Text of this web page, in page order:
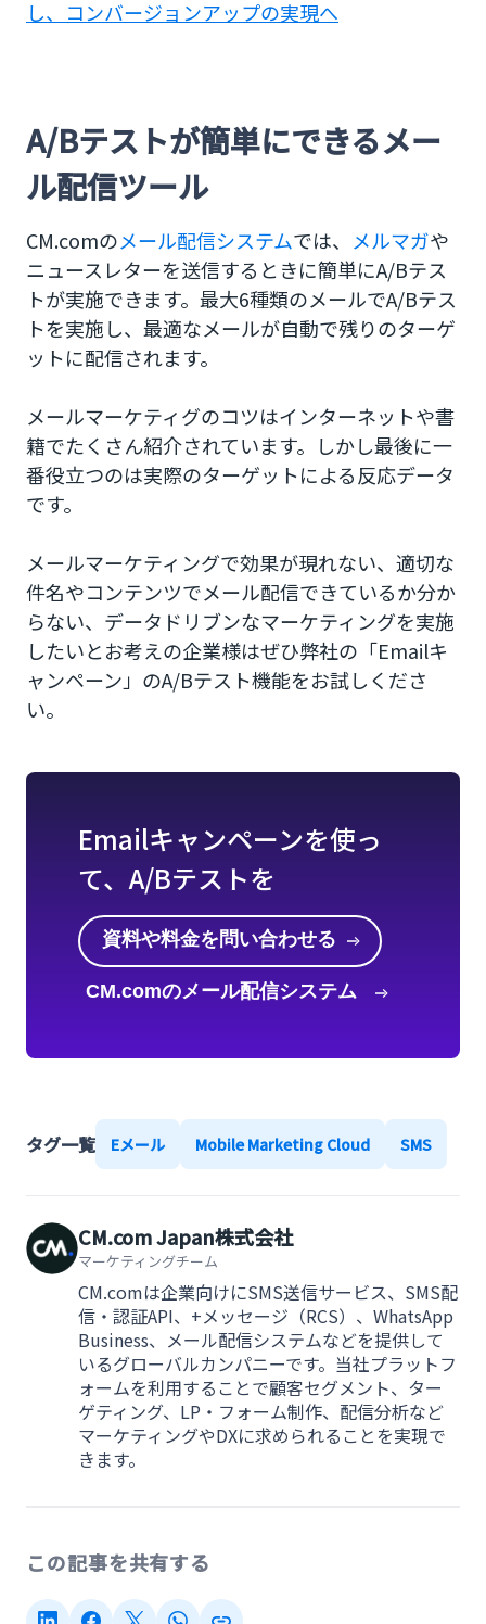
し、コンバージョンアップの実現へ
A/Bテストが簡単にできるメー
ル配信ツール
CM.comのメール配信システムでは、 メルマガや
ニュースレターを送信するときに簡単にA/Bテス
トが実施できます。最大6種類のメールでA/Bテス
トを実施し、最適なメールが自動で残りのターゲ
ットに配信されます。
メールマーケティグのコツはインターネットや書
籍でたくさん紹介されています。しかし最後に一
番役立つのは実際のターゲットによる反応データ
です。
メールマーケティングで効果が現れない、適切な
件名やコンテンツでメール配信できているか分か
らない、データドリブンなマーケティングを実施
したいとお考えの企業様はぜひ弊社の「Emailキ
ャンペーン」のA/Bテスト機能をお試しくださ
い。
Emailキャンペーンを使っ
て、A/Bテストを
資料や料金を問い合わせる
CM.comのメール配信システム
タグ一覧 Eメール Mobile Marketing Cloud SMS
CM.com Japan株式会社
マーケティングチーム
CM.comは企業向けにSMS送信サービス、SMS配
信・認証API、+メッセージ（RCS）、WhatsApp
Business、メール配信システムなどを提供して
いるグローバルカンパニーです。当社プラットフ
ォームを利用することで顧客セグメント、ター
ゲティング、LP・フォーム制作、配信分析など
マーケティングやDXに求められることを実現で
きます。
この記事を共有する